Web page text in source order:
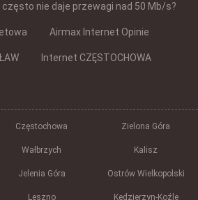
nie daje przewagi nad 50 Mb/s?
Airmax Internet Opinie
Internet CZĘSTOCHOWA
Częstochowa Zielona Góra
Wałbrzych Kalisz
Jelenia Góra Ostrów Wielkopolski
Leszno Kędzierzyn-Koźle